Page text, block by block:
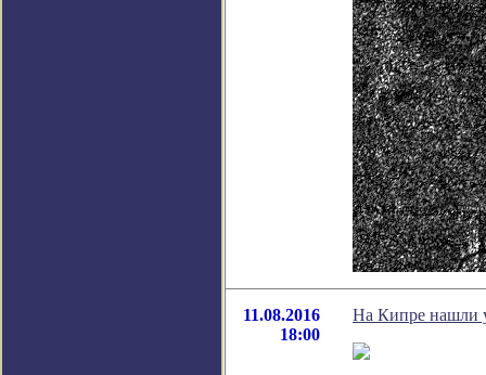
11.08.2016
18:00
На Кипре нашли